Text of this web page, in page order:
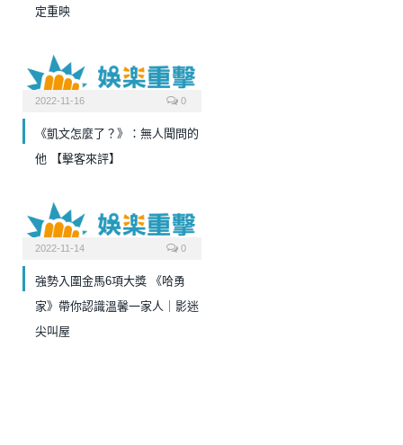
定重映
2022-11-16 0
《凱文怎麼了？》：無人聞問的
他 【擊客來評】
2022-11-14 0
強勢入圍金馬6項大獎 《哈勇
家》帶你認識溫馨一家人｜影迷
尖叫屋